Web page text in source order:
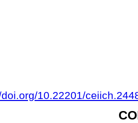
10.22201/